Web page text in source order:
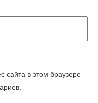
сайта в этом браузере